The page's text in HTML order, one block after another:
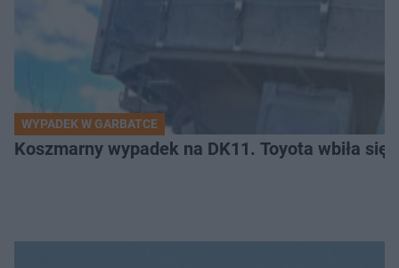
WYPADEK W GARBATCE
Koszmarny wypadek na DK11. Toyota wbiła się